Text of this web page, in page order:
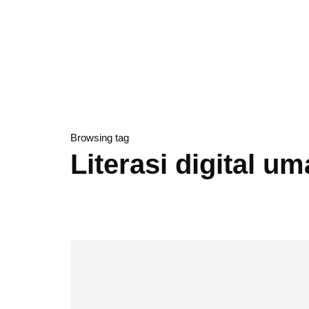
Browsing tag
​Literasi digital